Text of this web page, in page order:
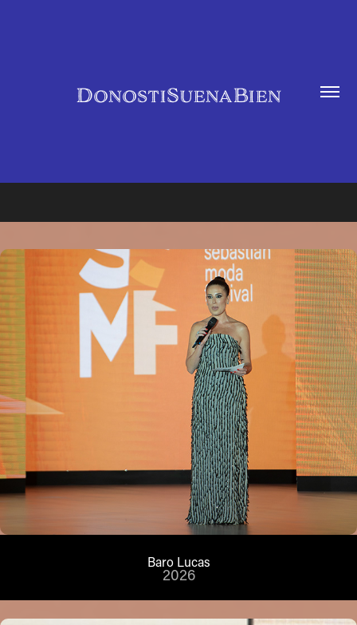
DonostiSuenaBien
Baro Lucas
2026